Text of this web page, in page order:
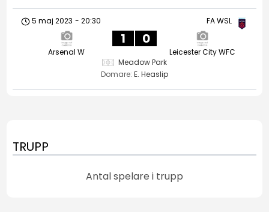
FA WSL
5 maj 2023 - 20:30
Arsenal W
1 0
Leicester City WFC
Meadow Park
Domare: E. Heaslip
TRUPP
Antal spelare i trupp